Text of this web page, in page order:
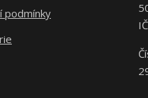
podmínky